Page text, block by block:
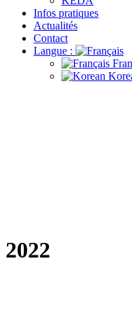
Infos pratiques
Actualités
Contact
Langue :
2022